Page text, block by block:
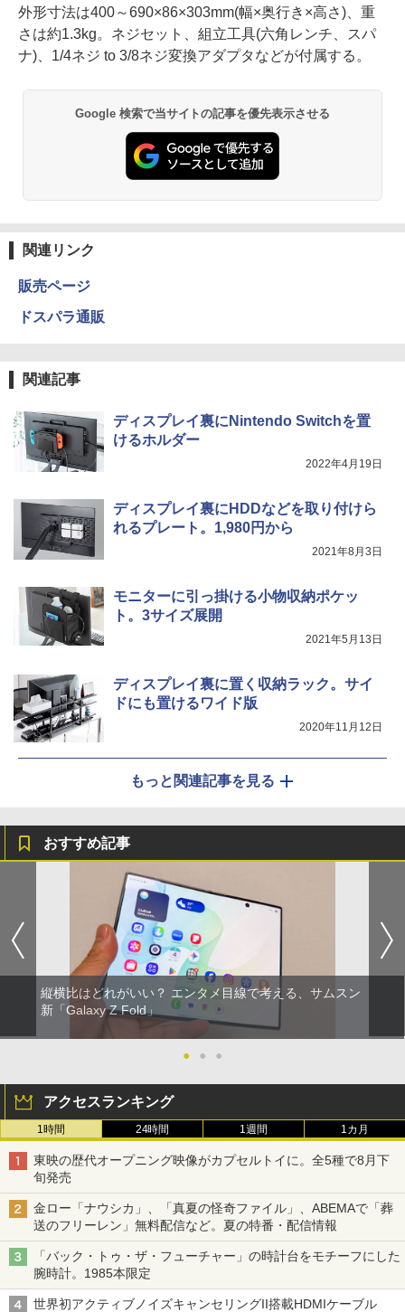
外形寸法は400～690×86×303mm(幅×奥行き×高さ)、重
さは約1.3kg。ネジセット、組立工具(六角レンチ、スパ
ナ)、1/4ネジ to 3/8ネジ変換アダプタなどが付属する。
Google 検索で当サイトの記事を優先表示させる
関連リンク
販売ページ
ドスパラ通販
関連記事
ディスプレイ裏にNintendo Switchを置
けるホルダー
2022年4月19日
ディスプレイ裏にHDDなどを取り付けら
れるプレート。1,980円から
2021年8月3日
モニターに引っ掛ける小物収納ポケッ
ト。3サイズ展開
2021年5月13日
ディスプレイ裏に置く収納ラック。サイ
ドにも置けるワイド版
2020年11月12日
もっと関連記事を見る
おすすめ記事
縦横比はどれがいい？ エンタメ目線で考える、サムスン
新「Galaxy Z Fold」
● ● ●
アクセスランキング
1時間 24時間 1週間 1カ月
東映の歴代オープニング映像がカプセルトイに。全5種で8月下
旬発売
金ロー「ナウシカ」、「真夏の怪奇ファイル」、ABEMAで「葬
送のフリーレン」無料配信など。夏の特番・配信情報
「バック・トゥ・ザ・フューチャー」の時計台をモチーフにした
腕時計。1985本限定
世界初アクティブノイズキャンセリングII搭載HDMIケーブル